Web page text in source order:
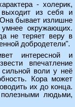
- холерик,
из себя и
бывает излишне
окружающих.
не теряет веру в
добродетели".
интересной и
впечатление
воли у неё
Кора может
их до конца.
людьми,